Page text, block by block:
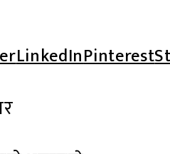
LinkedInPinterest